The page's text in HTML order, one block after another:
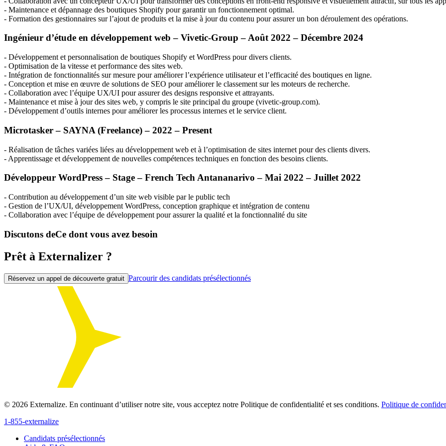
- Maintenance et dépannage des boutiques Shopify pour garantir un fonctionnement optimal.
- Formation des gestionnaires sur l’ajout de produits et la mise à jour du contenu pour assurer un bon déroulement des opérations.
Ingénieur d’étude en développement web – Vivetic-Group – Août 2022 – Décembre 2024
- Développement et personnalisation de boutiques Shopify et WordPress pour divers clients.
- Optimisation de la vitesse et performance des sites web.
- Intégration de fonctionnalités sur mesure pour améliorer l’expérience utilisateur et l’efficacité des boutiques en ligne.
- Conception et mise en œuvre de solutions de SEO pour améliorer le classement sur les moteurs de recherche.
- Collaboration avec l’équipe UX/UI pour assurer des designs responsive et attrayants.
- Maintenance et mise à jour des sites web, y compris le site principal du groupe (vivetic-group.com).
- Développement d’outils internes pour améliorer les processus internes et le service client.
Microtasker – SAYNA (Freelance) – 2022 – Present
- Réalisation de tâches variées liées au développement web et à l’optimisation de sites internet pour des clients divers.
- Apprentissage et développement de nouvelles compétences techniques en fonction des besoins clients.
Développeur WordPress – Stage – French Tech Antananarivo – Mai 2022 – Juillet 2022
- Contribution au développement d’un site web visible par le public tech
- Gestion de l’UX/UI, développement WordPress, conception graphique et intégration de contenu
- Collaboration avec l’équipe de développement pour assurer la qualité et la fonctionnalité du site
Discutons deCe dont vous avez besoin
Prêt à Externalizer ?
Réservez un appel de découverte gratuit Parcourir des candidats présélectionnés
© 2026 Externalize. En continuant d’utiliser notre site, vous acceptez notre Politique de confidentialité et ses conditions. Politique de
1-855-externalize
Candidats présélectionnés